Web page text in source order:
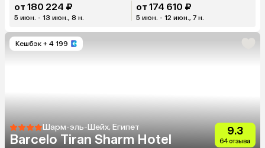
от 180 224 ₽
5 июн. - 13 июн., 8 н.
от 174 610 ₽
5 июн. - 12 июн., 7 н.
Кешбэк + 4 199
Шарм-эль-Шейх, Египет
Barcelo Tiran Sharm Hotel
9.3
64 отзыва